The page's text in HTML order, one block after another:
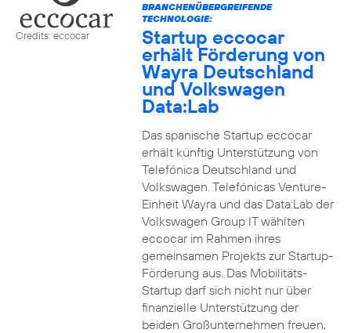
Credits: eccocar
BRANCHENÜBERGREIFENDE
TECHNOLOGIE:
Startup eccocar
erhält Förderung von
Wayra Deutschland
und Volkswagen
Data:Lab
Das spanische Startup eccocar
erhält künftig Unterstützung von
Telefónica Deutschland und
Volkswagen. Telefónicas Venture-
Einheit Wayra und das Data:Lab der
Volkswagen Group IT wählten
eccocar im Rahmen ihres
gemeinsamen Projekts zur Startup-
Förderung aus. Das Mobilitäts-
Startup darf sich nicht nur über
finanzielle Unterstützung der
beiden Großunternehmen freuen,